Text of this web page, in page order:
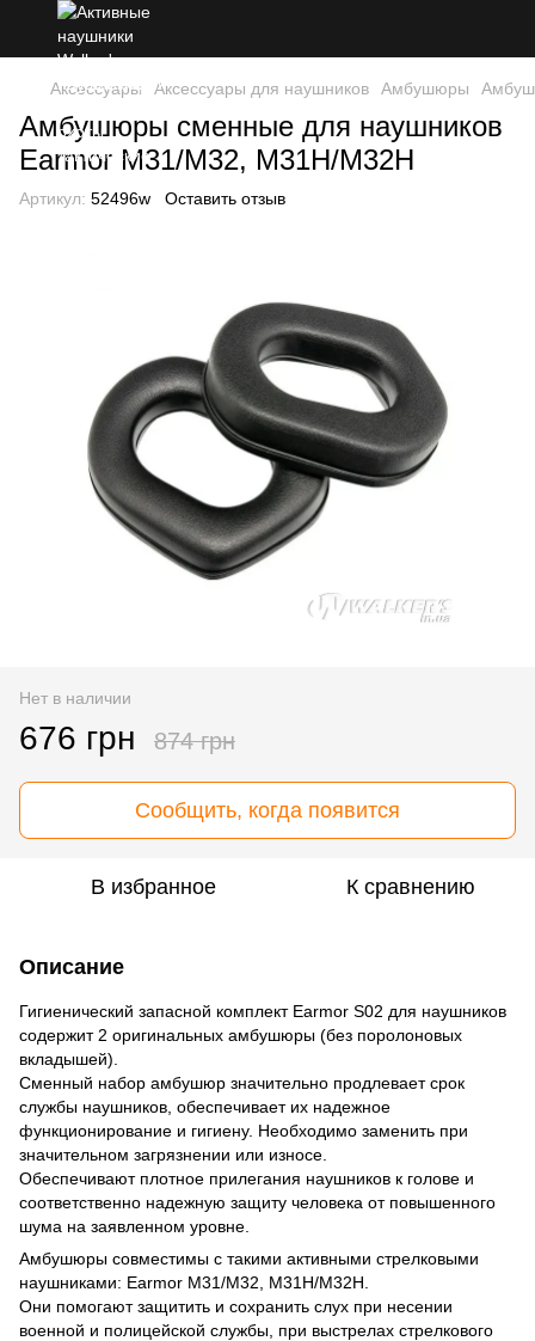
Аксессуары Аксессуары для наушников Амбушюры
Амбушюры сменные для наушников
Earmor M31/M32, M31H/M32H
Артикул: 52496w Оставить отзыв
Нет в наличии
676 грн 874 грн
Сообщить, когда появится
В избранное К сравнению
Описание
Гигиенический запасной комплект Earmor S02 для наушников
содержит 2 оригинальных амбушюры (без поролоновых
вкладышей).
Сменный набор амбушюр значительно продлевает срок
службы наушников, обеспечивает их надежное
функционирование и гигиену. Необходимо заменить при
значительном загрязнении или износе.
Обеспечивают плотное прилегания наушников к голове и
соответственно надежную защиту человека от повышенного
шума на заявленном уровне.
Амбушюры совместимы с такими активными стрелковыми
наушниками: Earmor M31/M32, M31H/M32H.
Они помогают защитить и сохранить слух при несении
военной и полицейской службы, при выстрелах стрелкового